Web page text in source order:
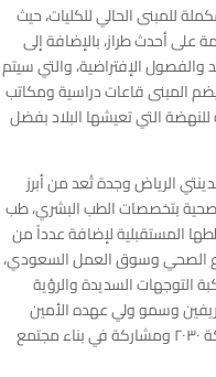
للمبنى الحالي للكليات، حيث
أحدث طراز، بالإضافة إلى
الإفتراضية، والتي سيتم
المبنى قاعات دراسية ومكاتب
التي تعيشها البلاد بفضل
الرياض وجدة تُعد من أبرز
بتخصصات الطب البشري، طب
المستقبلية لإضافة عدداً من
الصحي وسوق العمل السعودي،
التوجهات السديدة والرؤية
وسمو ولي عهده الأمين
حفظهما الله، ولتكون متسقة مع رؤية المملكة ٢٠٣٠ ومشاركة في بناء مجتمع